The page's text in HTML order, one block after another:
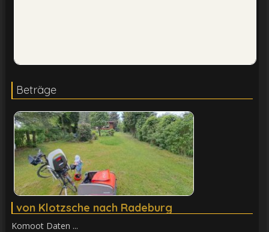
Beträge
von Klotzsche nach Radeburg
Komoot Daten ...